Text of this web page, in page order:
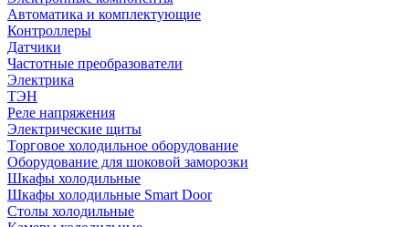
Автоматика и комплектующие
Контроллеры
Датчики
Частотные преобразователи
Электрика
ТЭН
Реле напряжения
Электрические щиты
Торговое холодильное оборудование
Оборудование для шоковой заморозки
Шкафы холодильные
Шкафы холодильные Smart Door
Столы холодильные